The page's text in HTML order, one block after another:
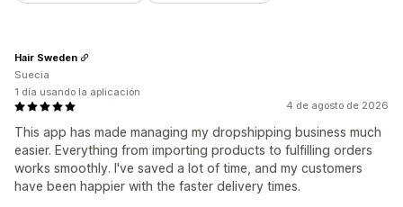
4 de agosto de 2026
This app has made managing my dropshipping business much
easier. Everything from importing products to fulfilling orders
works smoothly. I've saved a lot of time, and my customers
have been happier with the faster delivery times.
Hair Sweden
Suecia
1 día usando la aplicación